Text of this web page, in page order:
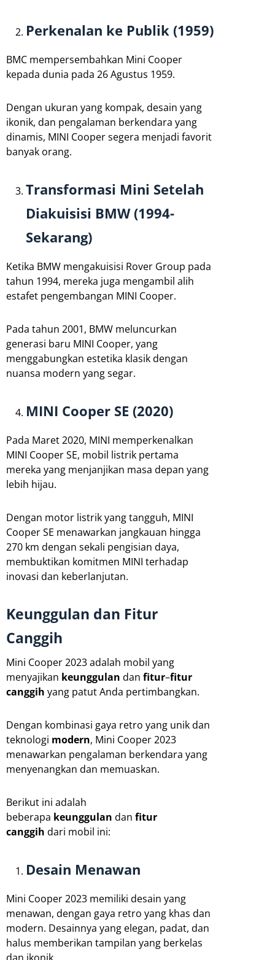
Perkenalan ke Publik (1959)
BMC mempersembahkan Mini Cooper
kepada dunia pada 26 Agustus 1959.
Dengan ukuran yang kompak, desain yang
ikonik, dan pengalaman berkendara yang
dinamis, MINI Cooper segera menjadi favorit
banyak orang.
Transformasi Mini Setelah
Diakuisisi BMW (1994-
Sekarang)
Ketika BMW mengakuisisi Rover Group pada
tahun 1994, mereka juga mengambil alih
estafet pengembangan MINI Cooper.
Pada tahun 2001, BMW meluncurkan
generasi baru MINI Cooper, yang
menggabungkan estetika klasik dengan
nuansa modern yang segar.
MINI Cooper SE (2020)
Pada Maret 2020, MINI memperkenalkan
MINI Cooper SE, mobil listrik pertama
mereka yang menjanjikan masa depan yang
lebih hijau.
Dengan motor listrik yang tangguh, MINI
Cooper SE menawarkan jangkauan hingga
270 km dengan sekali pengisian daya,
membuktikan komitmen MINI terhadap
inovasi dan keberlanjutan.
Keunggulan dan Fitur
Canggih
Mini Cooper 2023 adalah mobil yang
menyajikan keunggulan dan fitur–fitur
canggih yang patut Anda pertimbangkan.
Dengan kombinasi gaya retro yang unik dan
teknologi modern, Mini Cooper 2023
menawarkan pengalaman berkendara yang
menyenangkan dan memuaskan.
Berikut ini adalah
beberapa keunggulan dan fitur
canggih dari mobil ini:
Desain Menawan
Mini Cooper 2023 memiliki desain yang
menawan, dengan gaya retro yang khas dan
modern. Desainnya yang elegan, padat, dan
halus memberikan tampilan yang berkelas